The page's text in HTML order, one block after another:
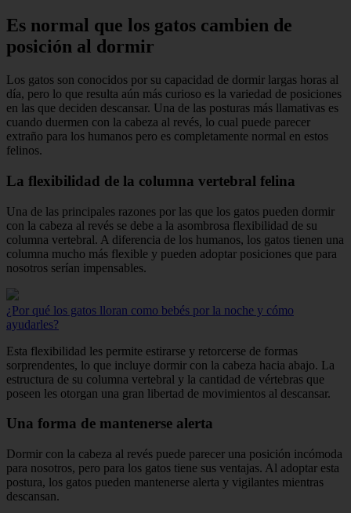
Es normal que los gatos cambien de
posición al dormir
Los gatos son conocidos por su capacidad de dormir largas horas al
día, pero lo que resulta aún más curioso es la variedad de posiciones
en las que deciden descansar. Una de las posturas más llamativas es
cuando duermen con la cabeza al revés, lo cual puede parecer
extraño para los humanos pero es completamente normal en estos
felinos.
La flexibilidad de la columna vertebral felina
Una de las principales razones por las que los gatos pueden dormir
con la cabeza al revés se debe a la asombrosa flexibilidad de su
columna vertebral. A diferencia de los humanos, los gatos tienen una
columna mucho más flexible y pueden adoptar posiciones que para
nosotros serían impensables.
¿Por qué los gatos lloran como bebés por la noche y cómo
ayudarles?
Esta flexibilidad les permite estirarse y retorcerse de formas
sorprendentes, lo que incluye dormir con la cabeza hacia abajo. La
estructura de su columna vertebral y la cantidad de vértebras que
poseen les otorgan una gran libertad de movimientos al descansar.
Una forma de mantenerse alerta
Dormir con la cabeza al revés puede parecer una posición incómoda
para nosotros, pero para los gatos tiene sus ventajas. Al adoptar esta
postura, los gatos pueden mantenerse alerta y vigilantes mientras
descansan.